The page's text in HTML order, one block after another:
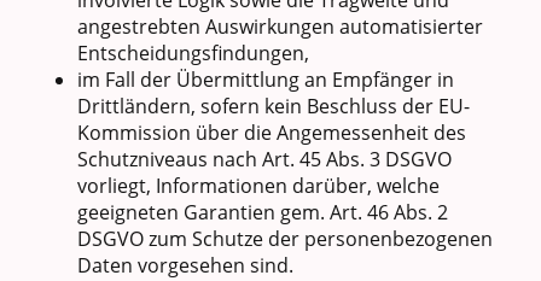
angestrebten Auswirkungen automatisierter
Entscheidungsfindungen,
im Fall der Übermittlung an Empfänger in
Drittländern, sofern kein Beschluss der EU-
Kommission über die Angemessenheit des
Schutzniveaus nach Art. 45 Abs. 3 DSGVO
vorliegt, Informationen darüber, welche
geeigneten Garantien gem. Art. 46 Abs. 2
DSGVO zum Schutze der personenbezogenen
Daten vorgesehen sind.